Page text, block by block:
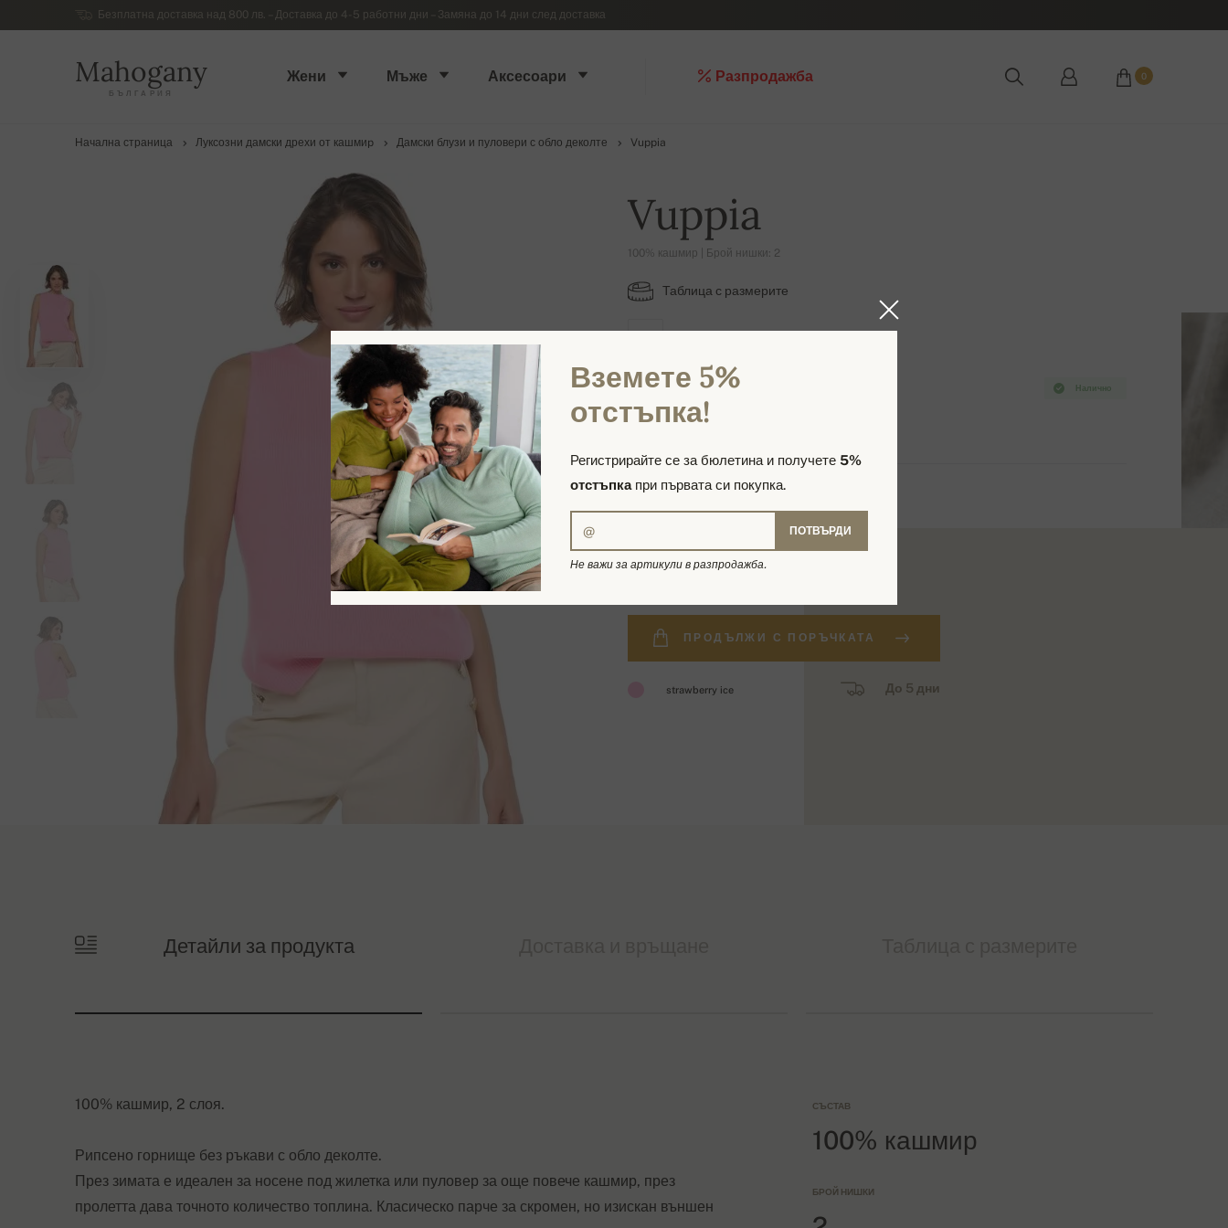
Безплатна доставка над 800 лв. – Доставка до 4-5 работни дни – Замяна до 14 дни след доставка
Mahogany
БЪЛГАРИЯ
Жени Мъже Аксесоари Разпродажба 0
Начална страница Луксозни дамски дрехи от кашмиp Дамски блузи и пуловери с обло деколте Vuppia
Vuppia
100% кашмир | Брой нишки: 2
Таблица с размерите
Налично
НАЛИЧНИ ЦВЕТОВЕ
239,00 €
ПРОДЪЛЖИ С ПОРЪЧКАТА
strawberry ice До 5 дни
Детайли за продукта
100% кашмир, 2 слоя.
Рипсено горнище без ръкави с обло деколте.
През зимата е идеален за носене под жилетка или пуловер за още повече кашмир, през
пролетта дава точното количество топлина. Класическо парче за скромен, но изискан външен
СЪСТАВ
100% кашмир
БРОЙ НИШКИ
Вземете 5%
отстъпка!
Регистрирайте се за бюлетина и получете 5%
отстъпкапри първата си покупка.
ПОТВЪРДИ
Не важи за артикули в разпродажба.